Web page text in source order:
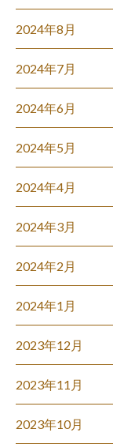
2024年8月
2024年7月
2024年6月
2024年5月
2024年4月
2024年3月
2024年2月
2024年1月
2023年12月
2023年11月
2023年10月